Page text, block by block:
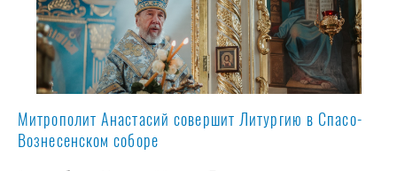
Митрополит Анастасий совершит Литургию в Спасо-
Вознесенском соборе